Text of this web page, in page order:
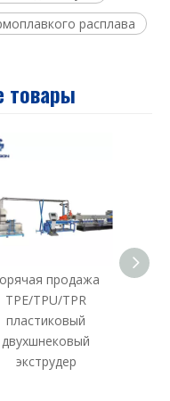
расплава
товары
продажа
TPE/TPU/TPR
пластиковый
двухшнековый
экструдер